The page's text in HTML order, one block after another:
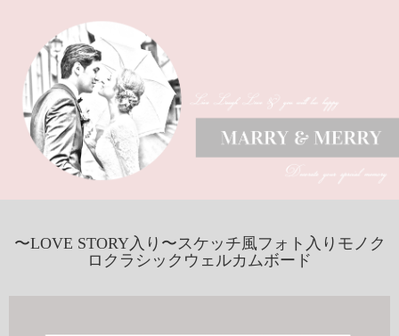
〜LOVE STORY入り〜スケッチ風フォト入りモノク
ロクラシックウェルカムボード